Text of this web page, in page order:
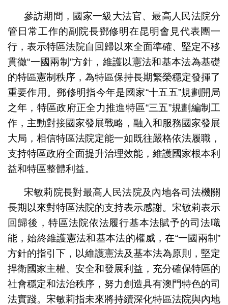
參訪期間，國家一級大法官、最高人民法院分
管日常工作的副院長鄧修明在昆明會見代表團一
行，表示特區法院自回歸以來全面準確、堅定不移
貫徹“一國兩制”方針，維護以憲法和基本法為基礎
的特區憲制秩序，為特區保持長期繁榮穩定發揮了
重要作用。鄧修明指今年是國家“十五五”規劃開局
之年，特區政府正全力推進特區“三五”規劃編制工
作，主動對接國家發展戰略，融入和服務國家發展
大局，相信特區法院定能一如既往嚴格依法履職，
支持特區政府全面提升治理效能，維護國家根本利
益和特區整體利益。
宋敏莉院長對最高人民法院及內地各司法機關
長期以來對特區法院的支持表示感謝。宋敏莉表示
回歸後，特區法院依法履行基本法賦予的司法職
能，始終維護憲法和基本法的權威，在“一國兩制”
方針的指引下，以維護憲法及基本法為原則，堅定
捍衛國家主權、安全和發展利益，充分確保特區的
社會穩定和法治秩序，努力創造具有澳門特色的司
法實踐。宋敏莉指未來將持續深化特區法院與內地